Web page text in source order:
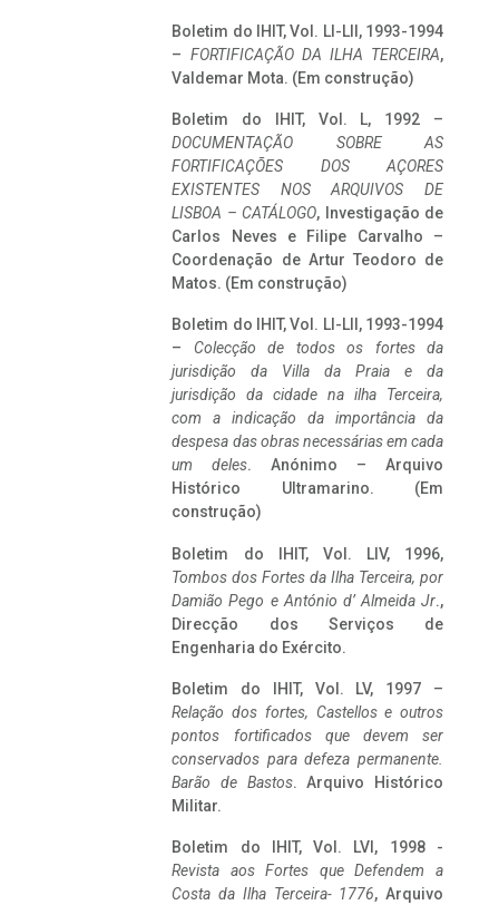
Boletim do IHIT, Vol. LI-LII, 1993-1994
– FORTIFICAÇÃO DA ILHA TERCEIRA,
Valdemar Mota. (Em construção)
Boletim do IHIT, Vol. L, 1992 –
DOCUMENTAÇÃO SOBRE AS
FORTIFICAÇÕES DOS AÇORES
EXISTENTES NOS ARQUIVOS DE
LISBOA – CATÁLOGO, Investigação de
Carlos Neves e Filipe Carvalho –
Coordenação de Artur Teodoro de
Matos. (Em construção)
Boletim do IHIT, Vol. LI-LII, 1993-1994
– Colecção de todos os fortes da
jurisdição da Villa da Praia e da
jurisdição da cidade na ilha Terceira,
com a indicação da importância da
despesa das obras necessárias em cada
um deles. Anónimo – Arquivo
Histórico Ultramarino. (Em
construção)
Boletim do IHIT, Vol. LIV, 1996,
Tombos dos Fortes da Ilha Terceira, por
Damião Pego e António d’ Almeida Jr.,
Direcção dos Serviços de
Engenharia do Exército.
Boletim do IHIT, Vol. LV, 1997 –
Relação dos fortes, Castellos e outros
pontos fortificados que devem ser
conservados para defeza permanente.
Barão de Bastos. Arquivo Histórico
Militar.
Boletim do IHIT, Vol. LVI, 1998 -
Revista aos Fortes que Defendem a
Costa da Ilha Terceira- 1776, Arquivo